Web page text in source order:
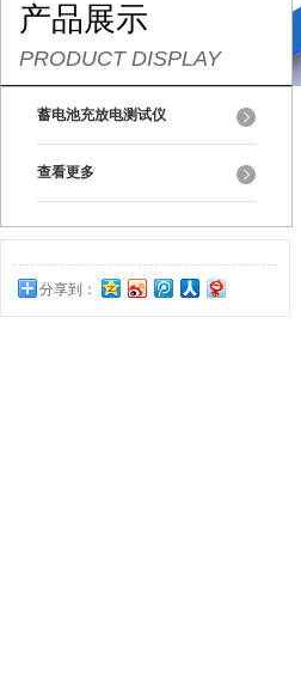
产品展示
PRODUCT DISPLAY
蓄电池充放电测试仪
查看更多
分享到：